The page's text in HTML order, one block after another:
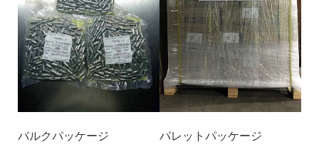
バルクパッケージ パレットパッケージ